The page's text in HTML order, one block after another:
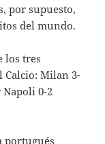
por supuesto,
del mundo.
los tres
Calcio: Milan 3-
Napoli 0-2
portugués